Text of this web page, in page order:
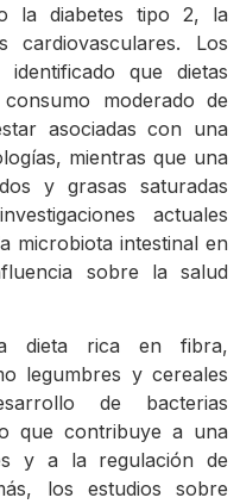
la diabetes tipo 2, la
cardiovasculares. Los
identificado que dietas
moderado de
asociadas con una
mientras que una
y grasas saturadas
actuales
microbiota intestinal en
sobre la salud
dieta rica en fibra,
legumbres y cereales
de bacterias
que contribuye a una
y a la regulación de
los estudios sobre